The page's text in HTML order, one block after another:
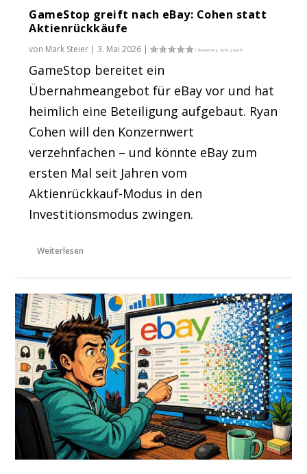
GameStop greift nach eBay: Cohen statt
Aktienrückkäufe
von Mark Steier |3. Mai 2026 |
GameStop bereitet ein
Übernahmeangebot für eBay vor und hat
heimlich eine Beteiligung aufgebaut. Ryan
Cohen will den Konzernwert
verzehnfachen – und könnte eBay zum
ersten Mal seit Jahren vom
Aktienrückkauf-Modus in den
Investitionsmodus zwingen.
Weiterlesen